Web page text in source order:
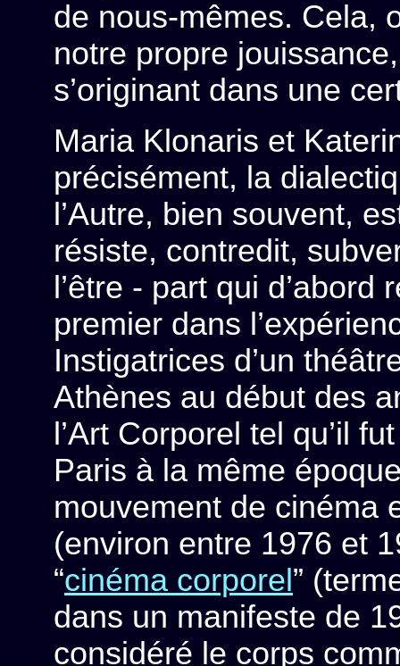
de nous-mêmes. Cela,
notre propre
s’originant dans une
Maria Klonaris et
précisément, la
l’Autre, bien souvent,
résiste, contredit,
l’être - part qui d’abord
premier dans
Instigatrices d’un
Athènes au début des
l’Art Corporel tel qu’il
Paris à la même
mouvement de cinéma
(environ entre 1976 et
“cinéma corporel”
dans un manifeste de
considéré le corps